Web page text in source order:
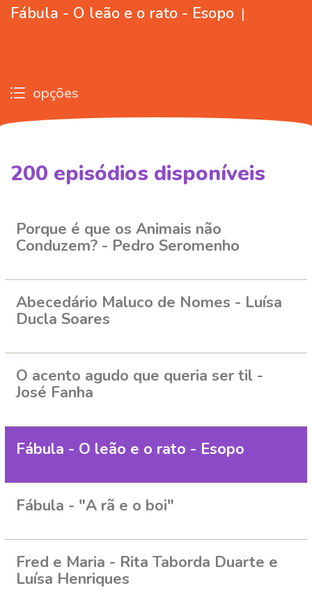
Fábula - O leão e o rato - Esopo |
opções
200 episódios disponíveis
Porque é que os Animais não
Conduzem? - Pedro Seromenho
Abecedário Maluco de Nomes - Luísa
Ducla Soares
O acento agudo que queria ser til -
José Fanha
Fábula - O leão e o rato - Esopo
Fábula - "A rã e o boi"
Fred e Maria - Rita Taborda Duarte e
Luísa Henriques